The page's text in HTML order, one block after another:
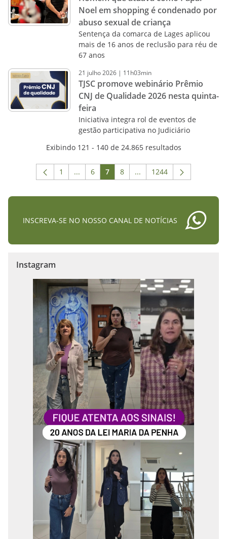
Noel em shopping é condenado por
abuso sexual de criança
Sentença da comarca de Lages aplicou
mais de 16 anos de reclusão para réu de
67 anos
21 julho2026 | 11h03min
TJSC promove webinário Prêmio
CNJ de Qualidade 2026 nesta quinta-
feira
Iniciativa integra rol de eventos de
gestão participativa no Judiciário
Exibindo 121 - 140 de 24.865 resultados
Página
1 ...Páginas intermediárias Usar ABA para
Página
6 Página
7 Página
8 ...Páginas intermediárias
Página
1244
INSCREVA-SE NO NOSSO CANAL DE NOTÍCIAS
Instagram